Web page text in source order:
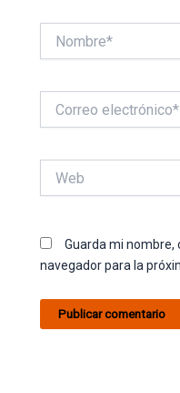
electrónico*
Guarda mi nombre,
navegador para la